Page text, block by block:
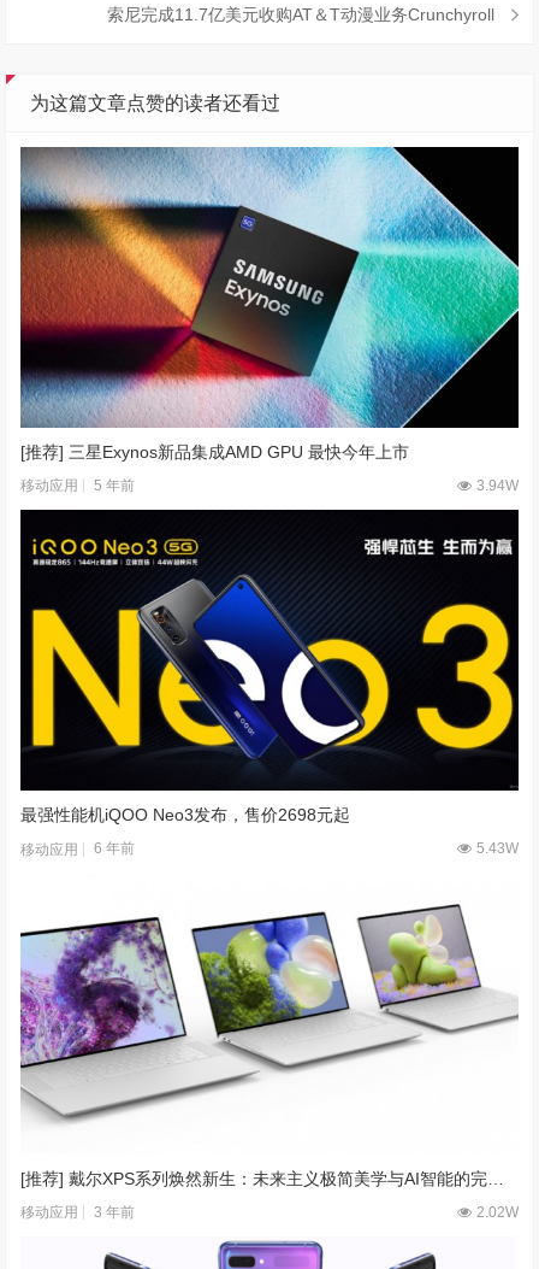
索尼完成11.7亿美元收购AT＆T动漫业务Crunchyroll
为这篇文章点赞的读者还看过
[推荐] 三星Exynos新品集成AMD GPU 最快今年上市
移动应用 5 年前 3.94W
最强性能机iQOO Neo3发布，售价2698元起
移动应用 6 年前 5.43W
移动应用 3 年前 2.02W